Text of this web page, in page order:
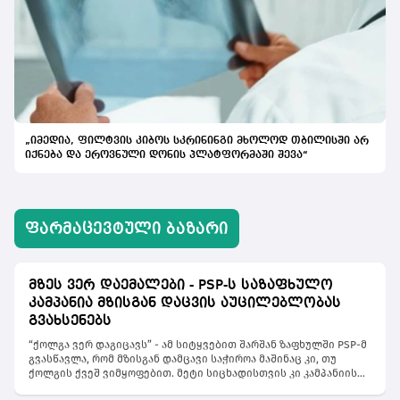
„იმედია, ფილტვის კიბოს სკრინინგი მხოლოდ თბილისში არ
იქნება და ეროვნული დონის პლატფორმაში შევა“
ᲤᲐᲠᲛᲐᲪᲔᲕᲢᲣᲚᲘ ᲑᲐᲖᲐᲠᲘ
მზეს ვერ დაემალები - PSP-ს საზაფხულო
კამპანია მზისგან დაცვის აუცილებლობას
გვახსენებს
“ქოლგა ვერ დაგიცავს” - ამ სიტყვებით შარშან ზაფხულში PSP-მ
გვასწავლა, რომ მზისგან დამცავი საჭიროა მაშინაც კი, თუ
ქოლგის ქვეშ ვიმყოფებით. მეტი სიცხადისთვის კი კამპანიის